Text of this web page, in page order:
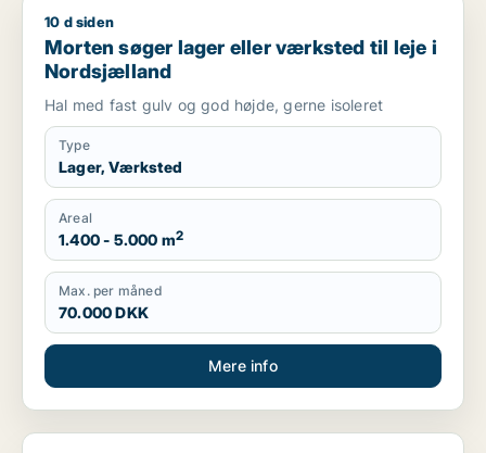
Morten søger lager eller værksted til leje i Nordsjælland
10 d siden
Morten søger lager eller værksted til leje i
Nordsjælland
Hal med fast gulv og god højde, gerne isoleret
Type
Lager, Værksted
Areal
1.400 - 5.000 m2
Max. per måned
70.000 DKK
Mere info